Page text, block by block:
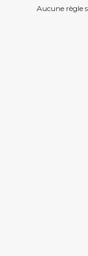
Aucune règle